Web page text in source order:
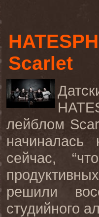
Scarlet
лейблом
сейчас,
решили
студийного